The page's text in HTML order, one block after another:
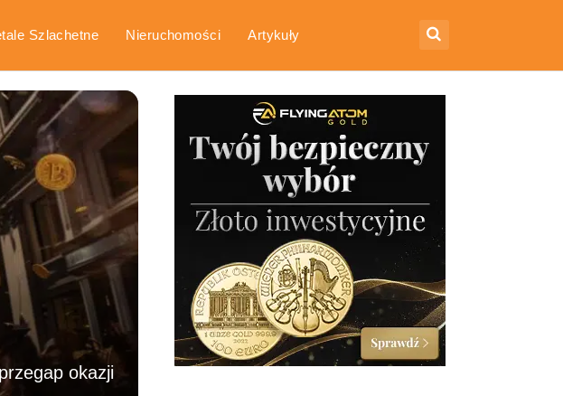
Szlachetne Nieruchomości Artykuły
okazji